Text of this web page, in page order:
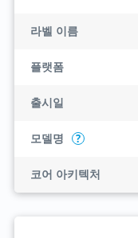
라벨 이름
플랫폼
출시일
모델명 ?
코어 아키텍처